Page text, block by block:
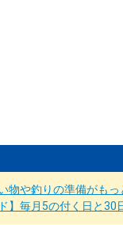
物や釣りの準備がも
】毎月5の付く日と